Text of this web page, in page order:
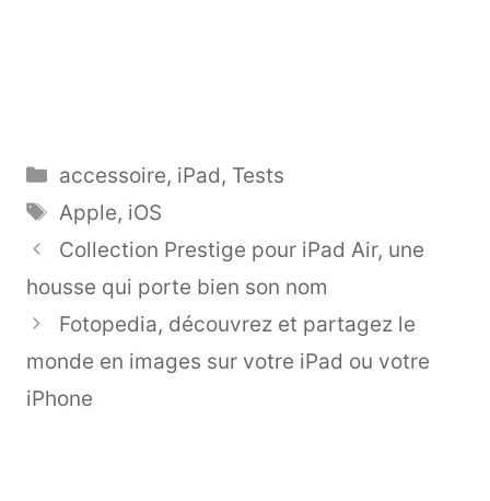
Catégories
accessoire, iPad, Tests
Étiquettes
Apple, iOS
Collection Prestige pour iPad Air, une
housse qui porte bien son nom
Fotopedia, découvrez et partagez le
monde en images sur votre iPad ou votre
iPhone